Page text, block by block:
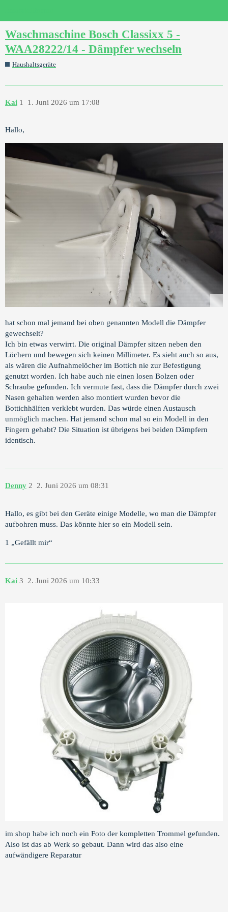
Waschmaschine Bosch Classixx 5 -
WAA28222/14 - Dämpfer wechseln
Haushaltsgeräte
Kai 1. Juni 2026 um 17:08
1
Hallo,
hat schon mal jemand bei oben genannten Modell die Dämpfer
gewechselt?
Ich bin etwas verwirrt. Die original Dämpfer sitzen neben den
Löchern und bewegen sich keinen Millimeter. Es sieht auch so aus,
als wären die Aufnahmelöcher im Bottich nie zur Befestigung
genutzt worden. Ich habe auch nie einen losen Bolzen oder
Schraube gefunden. Ich vermute fast, dass die Dämpfer durch zwei
Nasen gehalten werden also montiert wurden bevor die
Bottichhälften verklebt wurden. Das würde einen Austausch
unmöglich machen. Hat jemand schon mal so ein Modell in den
Fingern gehabt? Die Situation ist übrigens bei beiden Dämpfern
identisch.
Denny 2. Juni 2026 um 08:31
2
Hallo, es gibt bei den Geräte einige Modelle, wo man die Dämpfer
aufbohren muss. Das könnte hier so ein Modell sein.
1 „Gefällt mir“
Kai 2. Juni 2026 um 10:33
3
im shop habe ich noch ein Foto der kompletten Trommel gefunden.
Also ist das ab Werk so gebaut. Dann wird das also eine
aufwändigere Reparatur